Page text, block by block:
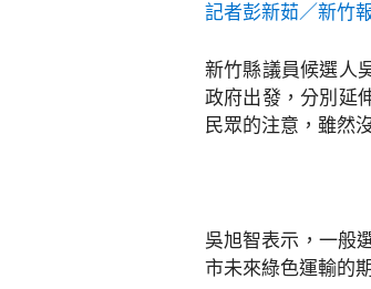
記者彭新茹／新竹
新竹縣議員候選人
政府出發，分別延
民眾的注意，雖然
吳旭智表示，一般
市未來綠色運輸的